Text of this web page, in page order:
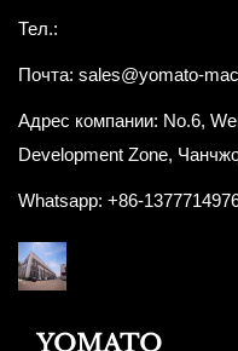
Тел.:
Почта: sales@yomato-
Адрес компании: No.6,
Development Zone,
Whatsapp: +86-
YOMATO